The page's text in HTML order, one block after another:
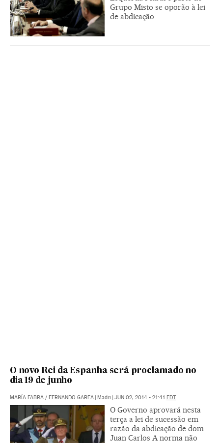
Grupo Misto se oporão à lei
de abdicação
O novo Rei da Espanha será proclamado no
dia 19 de junho
MARÍA FABRA / FERNANDO GAREA | Madri | JUN 02, 2014 - 21:41 EDT
O Governo aprovará nesta
terça a lei de sucessão em
razão da abdicação de dom
Juan Carlos A norma não